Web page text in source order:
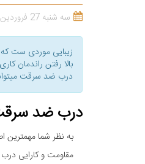
سه شنبه 27 فروردین 1398
زیبایی موردی ست که
بالا رفتن راندمان
درب ضد سرقت
درب ضد
به نظر شما مهمترین
مقاومت و کارایی